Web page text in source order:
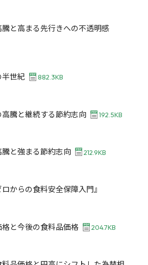
と高まる先行きへの不透明感
世紀
882.3KB
騰と継続する節約志向
192.5KB
と強まる節約志向
212.9KB
からの食料安全保障入門』
と今後の食料品価格
204.7KB